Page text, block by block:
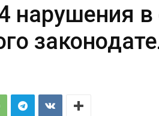
нарушения в